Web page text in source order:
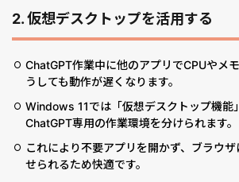
2.仮想デスクトップを活用する
ChatGPT作業中に他のアプリでCPUやメ
うしても動作が遅くなります。
Windows 11では「仮想デスクトップ機能
ChatGPT専用の作業環境を分けられます。
これにより不要アプリを開かず、ブラウ
せられるため快適です。